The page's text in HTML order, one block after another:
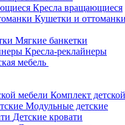
Кресла вращающиеся
Кушетки и оттоманки
Мягкие банкетки
Кресла-реклайнеры
мебель
Комплект
Модульные детские
Детские кровати